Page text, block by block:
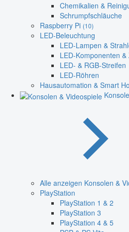
Chemikalien &
Schrumpfschläuche
Raspberry Pi (10)
LED-Beleuchtung
LED-Lampen &
LED-Komponenten
LED- & RGB-Streifen
LED-Röhren
Hausautomation & Smart
Alle anzeigen Konsolen &
PlayStation
PlayStation 1 & 2
PlayStation 3
PlayStation 4 & 5